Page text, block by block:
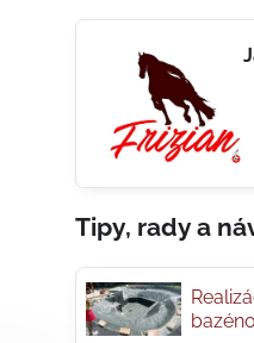
Tipy, rady a